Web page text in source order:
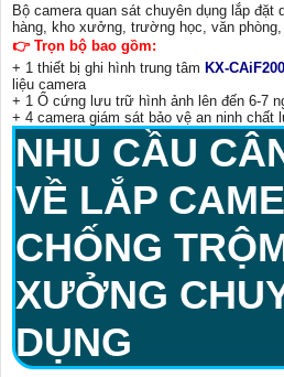
Bộ camera quan sát chuyên dụng lắp
hàng, kho xưởng, trường học, văn phòng,
👉 Trọn bộ bao gồm:
+ 1 thiết bị ghi hình trung tâm KX-
liệu camera
+ 1 Ổ cứng lưu trữ hình ảnh lên đến 6-7
+ 4 camera giám sát bảo vệ an ninh chất
NHU CẦU
VỀ LẮP
CHỐNG
XƯỞNG
DỤNG